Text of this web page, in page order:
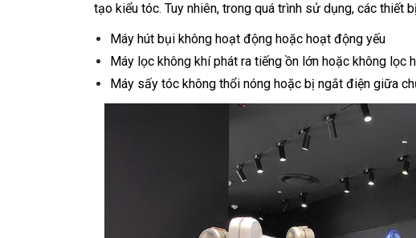
tạo kiểu tóc. Tuy nhiên, trong quá trình sử dụng, các thiết
Máy hút bụi không hoạt động hoặc hoạt động yếu
Máy lọc không khí phát ra tiếng ồn lớn hoặc không lọc
Máy sấy tóc không thổi nóng hoặc bị ngắt điện giữa